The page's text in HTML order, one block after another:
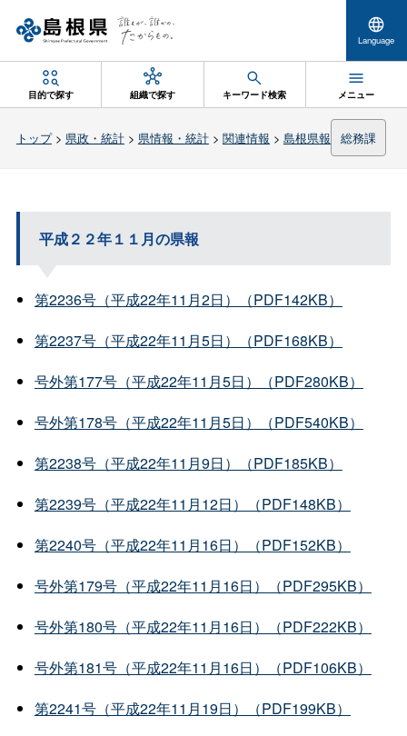
Language
目的で探す 組織で探す キーワード検索 メニュー
トップ> 県政・統計> 県情報・統計> 関連情報 > 島根県報 総務課
平成２２年１１月の県報
第2236号（平成22年11月2日）（PDF142KB）
第2237号（平成22年11月5日）（PDF168KB）
号外第177号（平成22年11月5日）（PDF280KB）
号外第178号（平成22年11月5日）（PDF540KB）
第2238号（平成22年11月9日）（PDF185KB）
第2239号（平成22年11月12日）（PDF148KB）
第2240号（平成22年11月16日）（PDF152KB）
号外第179号（平成22年11月16日）（PDF295KB）
号外第180号（平成22年11月16日）（PDF222KB）
号外第181号（平成22年11月16日）（PDF106KB）
第2241号（平成22年11月19日）（PDF199KB）